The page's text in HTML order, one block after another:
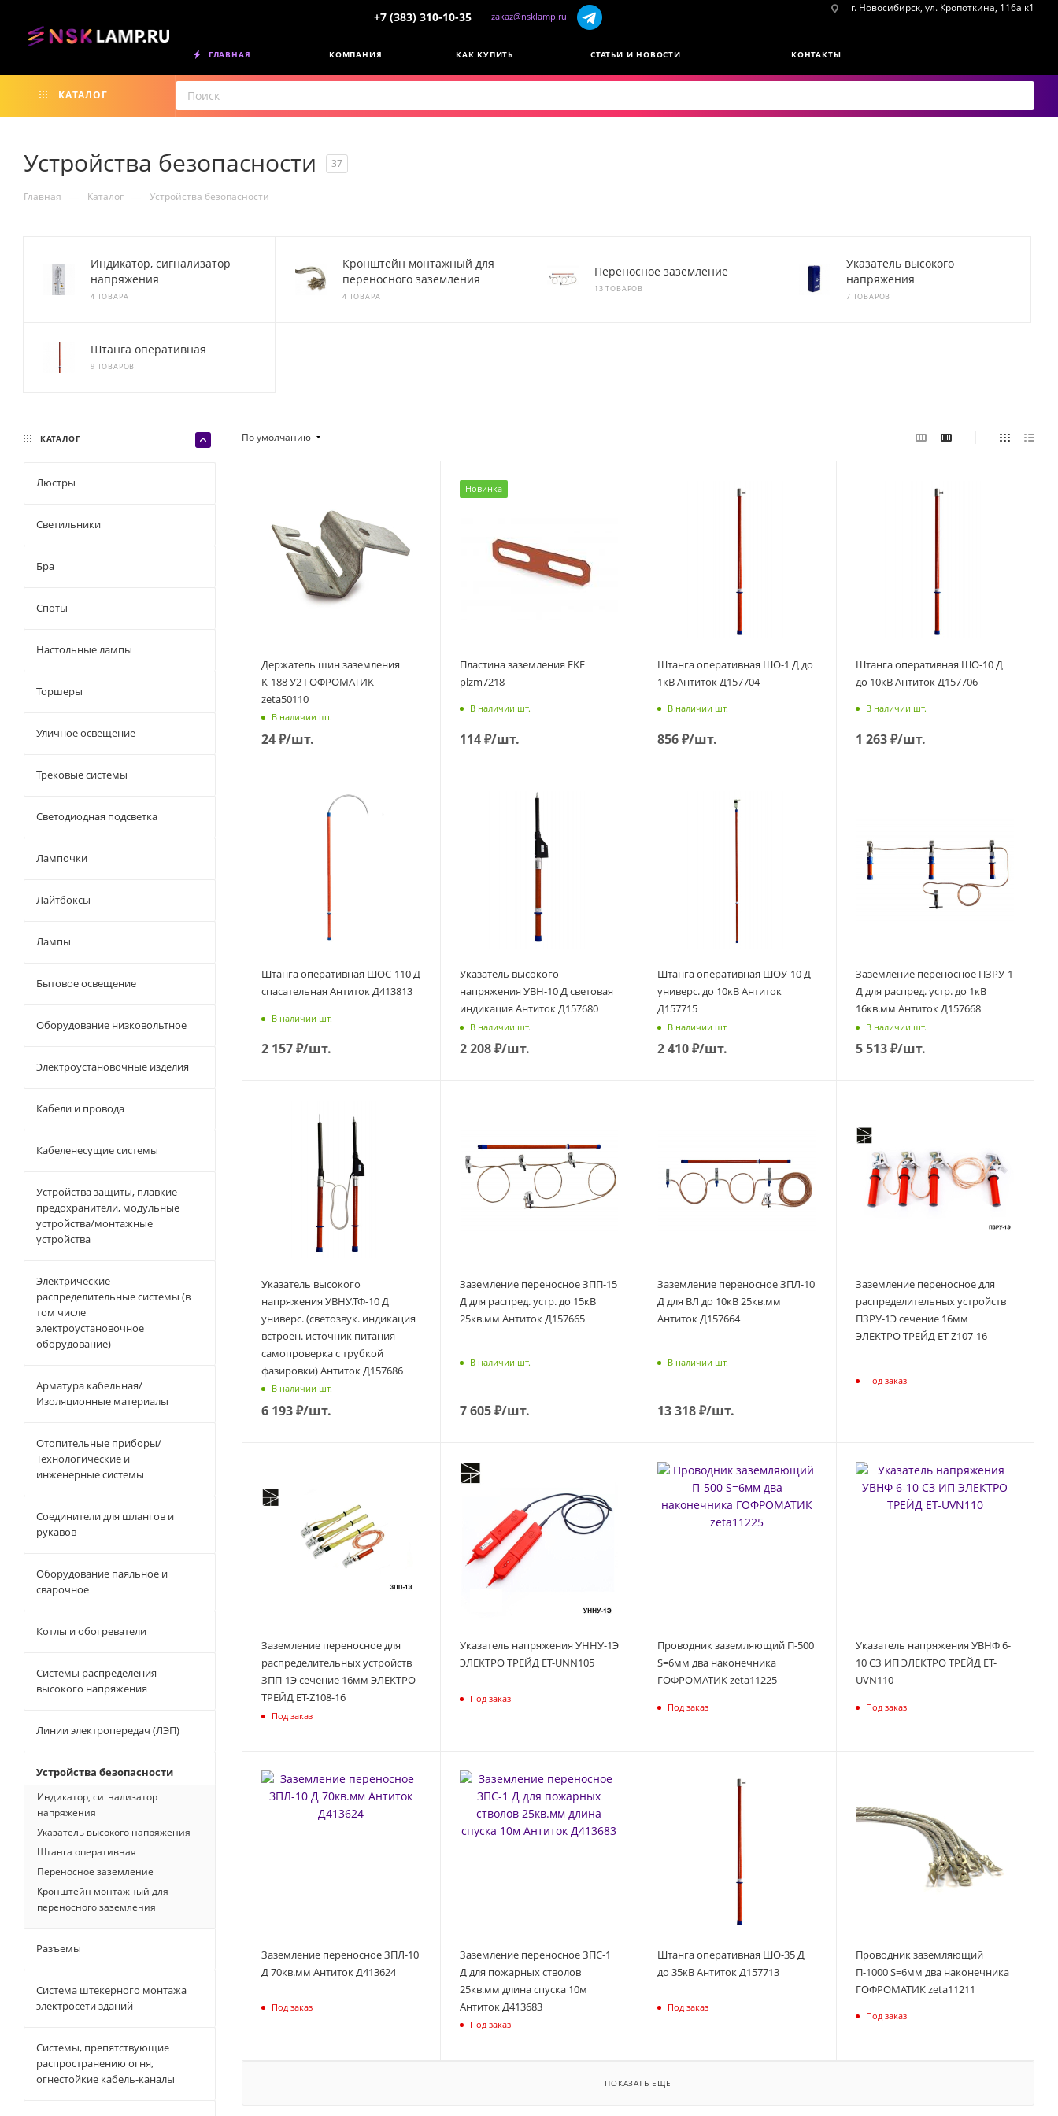
+7 (383) 310-10-35 zakaz@nsklamp.ru
г. Новосибирск, ул. Кропоткина, 116а к1
ГЛАВНАЯ КОМПАНИЯ КАК КУПИТЬ СТАТЬИ И НОВОСТИ КОНТАКТЫ
КАТАЛОГ
Устройства безопасности 37
Главная — Каталог — Устройства безопасности
Индикатор, сигнализатор
напряжения
4 ТОВАРА
Кронштейн монтажный для
переносного заземления
4 ТОВАРА
Переносное заземление
13 ТОВАРОВ
Указатель высокого
напряжения
7 ТОВАРОВ
Штанга оперативная
9 ТОВАРОВ
По умолчанию
Держатель шин заземления
К-188 У2 ГОФРОМАТИК
zeta50110
В наличии шт.
24₽/шт.
Новинка
Пластина заземления EKF
plzm7218
В наличии шт.
114₽/шт.
Штанга оперативная ШО-1 Д до
1кВ Антиток Д157704
В наличии шт.
856₽/шт.
Штанга оперативная ШО-10 Д
до 10кВ Антиток Д157706
В наличии шт.
1 263₽/шт.
Штанга оперативная ШОС-110 Д
спасательная Антиток Д413813
В наличии шт.
2 157₽/шт.
Указатель высокого
напряжения УВН-10 Д световая
индикация Антиток Д157680
В наличии шт.
2 208₽/шт.
Штанга оперативная ШОУ-10 Д
универс. до 10кВ Антиток
Д157715
В наличии шт.
2 410₽/шт.
Заземление переносное ПЗРУ-1
Д для распред. устр. до 1кВ
16кв.мм Антиток Д157668
В наличии шт.
5 513₽/шт.
Указатель высокого
напряжения УВНУ.ТФ-10 Д
универс. (светозвук. индикация
встроен. источник питания
самопроверка с трубкой
фазировки) Антиток Д157686
В наличии шт.
6 193₽/шт.
Заземление переносное ЗПП-15
Д для распред. устр. до 15кВ
25кв.мм Антиток Д157665
В наличии шт.
7 605₽/шт.
Заземление переносное ЗПЛ-10
Д для ВЛ до 10кВ 25кв.мм
Антиток Д157664
В наличии шт.
13 318₽/шт.
Заземление переносное для
распределительных устройств
ПЗРУ-1Э сечение 16мм
ЭЛЕКТРО ТРЕЙД ET-Z107-16
Под заказ
Заземление переносное для
распределительных устройств
ЗПП-1Э сечение 16мм ЭЛЕКТРО
ТРЕЙД ET-Z108-16
Под заказ
Указатель напряжения УННУ-1Э
ЭЛЕКТРО ТРЕЙД ET-UNN105
Под заказ
Проводник заземляющий П-500
S=6мм два наконечника
ГОФРОМАТИК zeta11225
Под заказ
Указатель напряжения УВНФ 6-
10 СЗ ИП ЭЛЕКТРО ТРЕЙД ET-
UVN110
Под заказ
Заземление переносное ЗПЛ-10
Д 70кв.мм Антиток Д413624
Под заказ
Заземление переносное ЗПС-1
Д для пожарных стволов
25кв.мм длина спуска 10м
Антиток Д413683
Под заказ
Штанга оперативная ШО-35 Д
до 35кВ Антиток Д157713
Под заказ
Проводник заземляющий
П-1000 S=6мм два наконечника
ГОФРОМАТИК zeta11211
Под заказ
ПОКАЗАТЬ ЕЩЕ
КАТАЛОГ
Люстры
Светильники
Бра
Споты
Настольные лампы
Торшеры
Уличное освещение
Трековые системы
Светодиодная подсветка
Лампочки
Лайтбоксы
Лампы
Бытовое освещение
Оборудование низковольтное
Электроустановочные изделия
Кабели и провода
Кабеленесущие системы
Устройства защиты, плавкие
предохранители, модульные
устройства/монтажные
устройства
Электрические
распределительные системы (в
том числе
электроустановочное
оборудование)
Арматура кабельная/
Изоляционные материалы
Отопительные приборы/
Технологические и
инженерные системы
Соединители для шлангов и
рукавов
Оборудование паяльное и
сварочное
Котлы и обогреватели
Системы распределения
высокого напряжения
Линии электропередач (ЛЭП)
Устройства безопасности
Индикатор, сигнализатор
напряжения
Указатель высокого напряжения
Штанга оперативная
Переносное заземление
Кронштейн монтажный для
переносного заземления
Разъемы
Система штекерного монтажа
электросети зданий
Системы, препятствующие
распространению огня,
огнестойкие кабель-каналы